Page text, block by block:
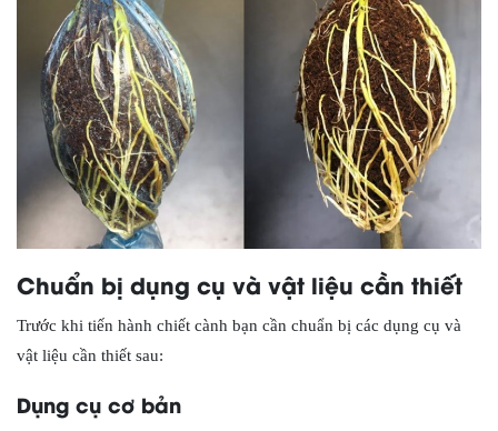
Chuẩn bị dụng cụ và vật liệu cần thiết
Trước khi tiến hành chiết cành bạn cần chuẩn bị các dụng cụ và
vật liệu cần thiết sau:
Dụng cụ cơ bản